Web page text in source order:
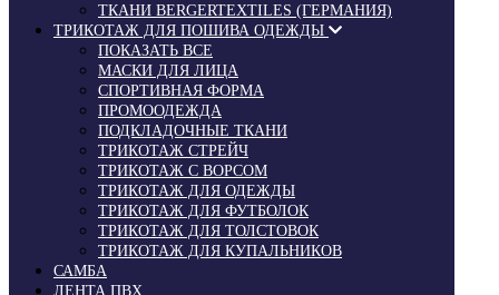
ТКАНИ BERGERTEXTILES (ГЕРМАНИЯ)
ТРИКОТАЖ ДЛЯ ПОШИВА ОДЕЖДЫ
ПОКАЗАТЬ ВСЕ
МАСКИ ДЛЯ ЛИЦА
СПОРТИВНАЯ ФОРМА
ПРОМООДЕЖДА
ПОДКЛАДОЧНЫЕ ТКАНИ
ТРИКОТАЖ СТРЕЙЧ
ТРИКОТАЖ С ВОРСОМ
ТРИКОТАЖ ДЛЯ ОДЕЖДЫ
ТРИКОТАЖ ДЛЯ ФУТБОЛОК
ТРИКОТАЖ ДЛЯ ТОЛСТОВОК
ТРИКОТАЖ ДЛЯ КУПАЛЬНИКОВ
САМБА
ЛЕНТА ПВХ